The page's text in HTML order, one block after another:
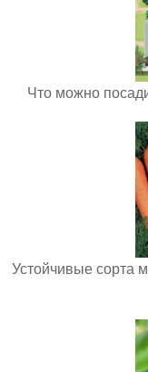
Что можно
Устойчивые сорта